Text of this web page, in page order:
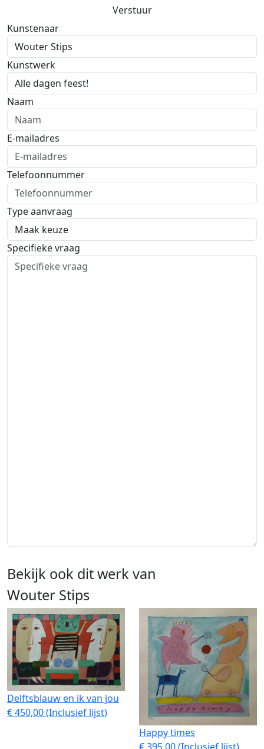
Verstuur
Kunstenaar
Kunstwerk
Naam
E-mailadres
Telefoonnummer
Type aanvraag
Specifieke vraag
Bekijk ook dit werk van
Wouter Stips
Delftsblauw en ik van jou
€ 450,00 (Inclusief lijst)
Happy times